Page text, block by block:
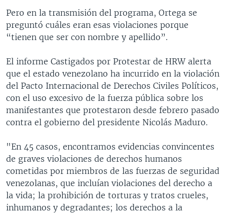
Pero en la transmisión del programa, Ortega se
preguntó cuáles eran esas violaciones porque
“tienen que ser con nombre y apellido”.
El informe Castigados por Protestar de HRW alerta
que el estado venezolano ha incurrido en la violación
del Pacto Internacional de Derechos Civiles Políticos,
con el uso excesivo de la fuerza pública sobre los
manifestantes que protestaron desde febrero pasado
contra el gobierno del presidente Nicolás Maduro.
"En 45 casos, encontramos evidencias convincentes
de graves violaciones de derechos humanos
cometidas por miembros de las fuerzas de seguridad
venezolanas, que incluían violaciones del derecho a
la vida; la prohibición de torturas y tratos crueles,
inhumanos y degradantes; los derechos a la